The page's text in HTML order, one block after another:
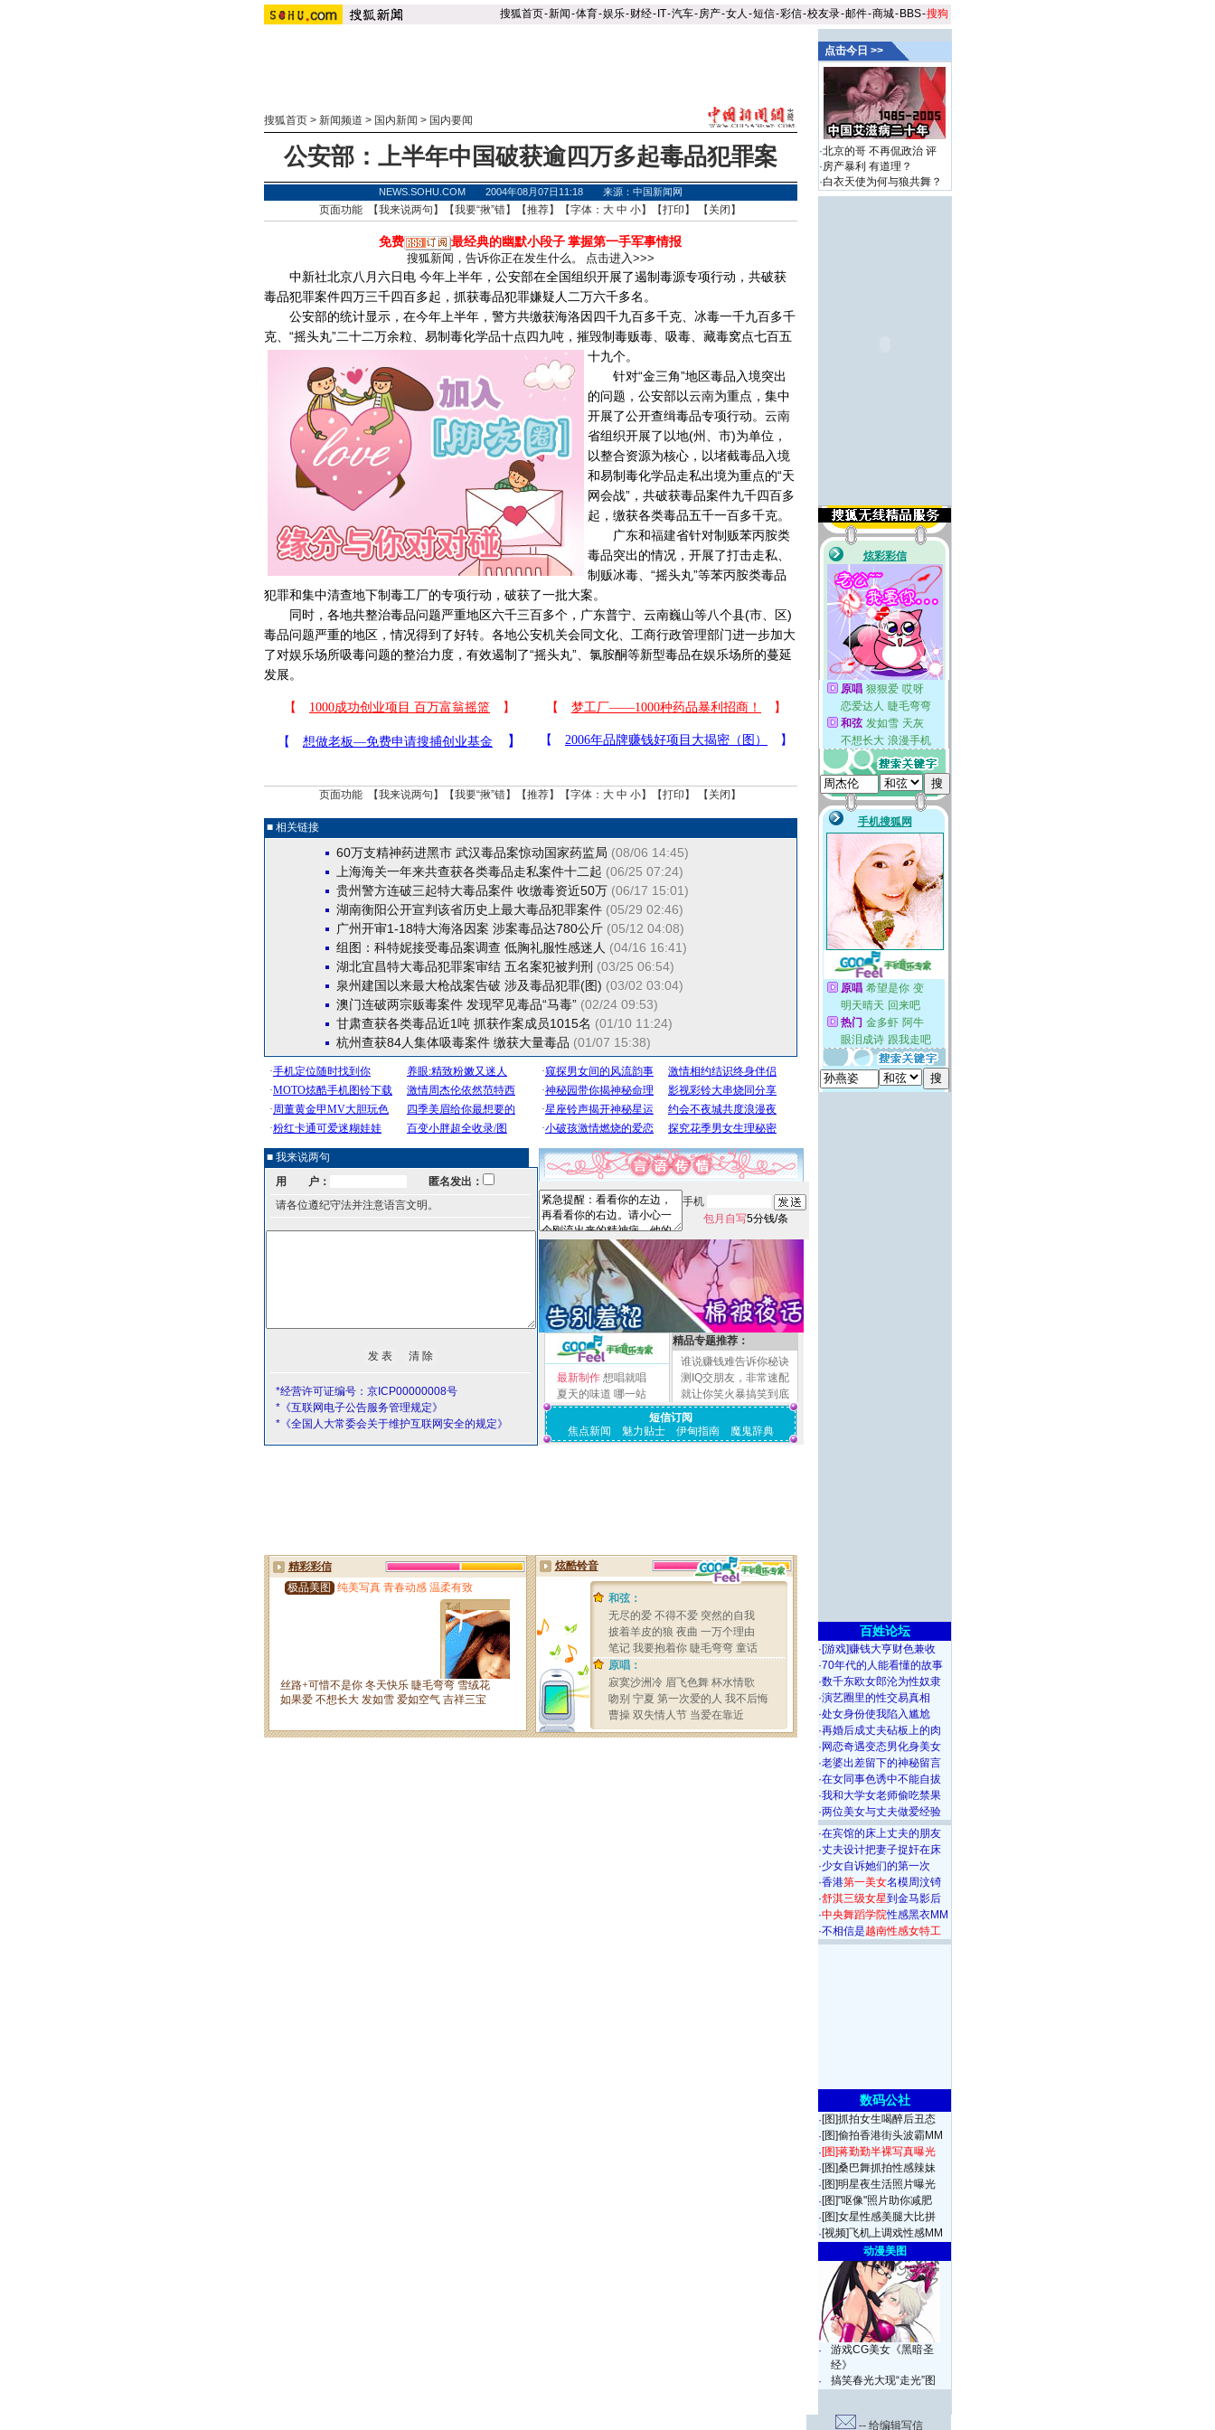
搜狐首页-新闻-体育-娱乐-财经- IT-汽车-房产-女人 -短信-彩信-校友录-邮件-商城- BBS-搜狗
搜狐首页> 新闻频道 > 国内新闻 > 国内要闻
公安部：上半年中国破获逾四万多起毒品犯罪案
NEWS.SOHU.COM 2004年08月07日11:18 来源：中国新闻网
页面功能 【我来说两句 】【我要“揪”错】【推荐】【字体： 大 中 小】【打印 】 【 关闭 】
免费 最经典的幽默小段子掌握第一手军事情报
搜狐新闻，告诉你正在发生什么。 点击进入>>>
中新社北京八月六日电 今年上半年，公安部在全国组织开展了遏制毒源专项行动，共破获
毒品犯罪案件四万三千四百多起，抓获毒品犯罪嫌疑人二万六千多名。
公安部的统计显示，在今年上半年，警方共缴获海洛因四千九百多千克、冰毒一千九百多千
克、“摇头丸”二十二万余粒、易制毒化学品十点四九吨，摧毁制毒贩毒、吸毒、藏毒窝点七百五
十九个。
针对“金三角”地区毒品入境突出
的问题，公安部以云南为重点，集中
开展了公开查缉毒品专项行动。 云南
省组织开展了以地(州、市)为单位，
以整合资源为核心，以堵截毒品入境
和易制毒化学品走私出境为重点的“天
网会战”，共破获毒品案件九千四百多
起，缴获各类毒品五千一百多千克。
广东和福建省针对制贩苯丙胺类
毒品突出的情况，开展了打击走私、
制贩冰毒、“摇头丸”等苯丙胺类毒品
犯罪和集中清查地下制毒工厂的专项行动，破获了一批大案。
同时，各地共整治毒品问题严重地区六千三百多个，广东普宁、云南巍山等八个县(市、区)
毒品问题严重的地区，情况得到了好转。各地公安机关会同文化、工商行政管理部门进一步加大
了对娱乐场所吸毒问题的整治力度，有效遏制了“摇头丸”、氯胺酮等新型毒品在娱乐场所的蔓延
发展。
页面功能 【我来说两句 】【我要“揪”错】【推荐】【字体： 大 中 小】【打印 】 【 关闭 】
■ 相关链接
60万支精神药进黑市 武汉毒品案惊动国家药监局 (08/06 14:45)
上海海关一年来共查获各类毒品走私案件十二起 (06/25 07:24)
贵州警方连破三起特大毒品案件 收缴毒资近50万 (06/17 15:01)
湖南衡阳公开宣判该省历史上最大毒品犯罪案件 (05/29 02:46)
广州开审1-18特大海洛因案 涉案毒品达780公斤 (05/12 04:08)
组图：科特妮接受毒品案调查 低胸礼服性感迷人 (04/16 16:41)
湖北宜昌特大毒品犯罪案审结 五名案犯被判刑 (03/25 06:54)
泉州建国以来最大枪战案告破 涉及毒品犯罪(图) (03/02 03:04)
澳门连破两宗贩毒案件 发现罕见毒品“马毒” (02/24 09:53)
甘肃查获各类毒品近1吨 抓获作案成员1015名 (01/10 11:24)
杭州查获84人集体吸毒案件 缴获大量毒品 (01/07 15:38)
■ 我来说两句
用 户：
匿名发出：
请各位遵纪守法并注意语言文明。
*经营许可证编号：京ICP00000008号
*《互联网电子公告服务管理规定》
*《全国人大常委会关于维护互联网安全的规定》
手机
包月自写5分钱/条
最新制作 想唱就唱
夏天的味道 哪一站
精品专题推荐：
谁说赚钱难告诉你秘诀
测IQ交朋友，非常速配
就让你笑火暴搞笑到底
短信订阅
焦点新闻
魅力贴士 伊甸指南 魔鬼辞典
点击今日 >>
·北京的哥 不再侃政治 评
·房产暴利 有道理？
·白衣天使为何与狼共舞？
百姓论坛
· [游戏]赚钱大亨财色兼收
·70年代的人能看懂的故事
·数千东欧女郎沦为性奴隶
·演艺圈里的性交易真相
·处女身份使我陷入尴尬
·再婚后成丈夫砧板上的肉
· 网恋奇遇变态男化身美女
·老婆出差留下的神秘留言
·在女同事色诱中不能自拔
·我和大学女老师偷吃禁果
·两位美女与丈夫做爱经验
·在宾馆的床上丈夫的朋友
·丈夫设计把妻子捉奸在床
·少女自诉她们的第一次
·香港第一美女名模周汶锜
·舒淇三级女星到金马影后
·中央舞蹈学院性感黑衣MM
·不相信是越南性感女特工
数码公社
· [图]抓拍女生喝醉后丑态
· [图]偷拍香港街头波霸MM
·[图]蒋勤勤半裸写真曝光
· [图]桑巴舞抓拍性感辣妹
· [图]明星夜生活照片曝光
· [图]"呕像"照片助你减肥
· [图]女星性感美腿大比拼
· [视频]飞机上调戏性感MM
动漫美图
·
游戏CG美女《黑暗圣
经》
·
搞笑春光大现“走光”图
-- 给编辑写信